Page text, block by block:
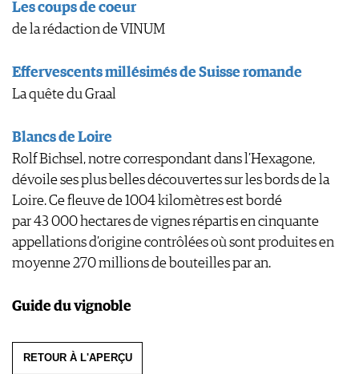
Les coups de coeur
de la rédaction de VINUM
Effervescents millésimés de Suisse romande
La quête du Graal
Blancs de Loire
Rolf Bichsel, notre correspondant dans l’Hexagone,
dévoile ses plus belles découvertes sur les bords de la
Loire. Ce fleuve de 1004 kilomètres est bordé
par 43 000 hectares de vignes répartis en cinquante
appellations d’origine contrôlées où sont produites en
moyenne 270 millions de bouteilles par an.
Guide du vignoble
RETOUR À L'APERÇU